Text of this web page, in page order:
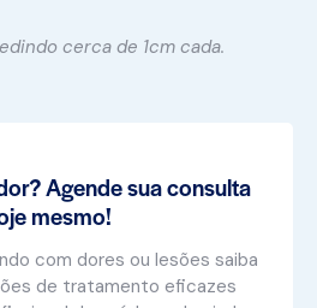
cerca de 1cm cada.
Agende sua consulta
mesmo!
com dores ou lesões saiba
de tratamento eficazes